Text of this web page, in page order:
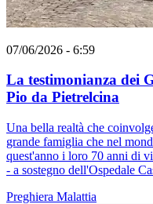
07/06/2026 - 6:59
La testimonianza dei
Pio da Pietrelcina
Una bella realtà che
grande famiglia che nel
quest'anno i loro 70 anni di
- a sostegno dell'Ospedale
Preghiera Malattia